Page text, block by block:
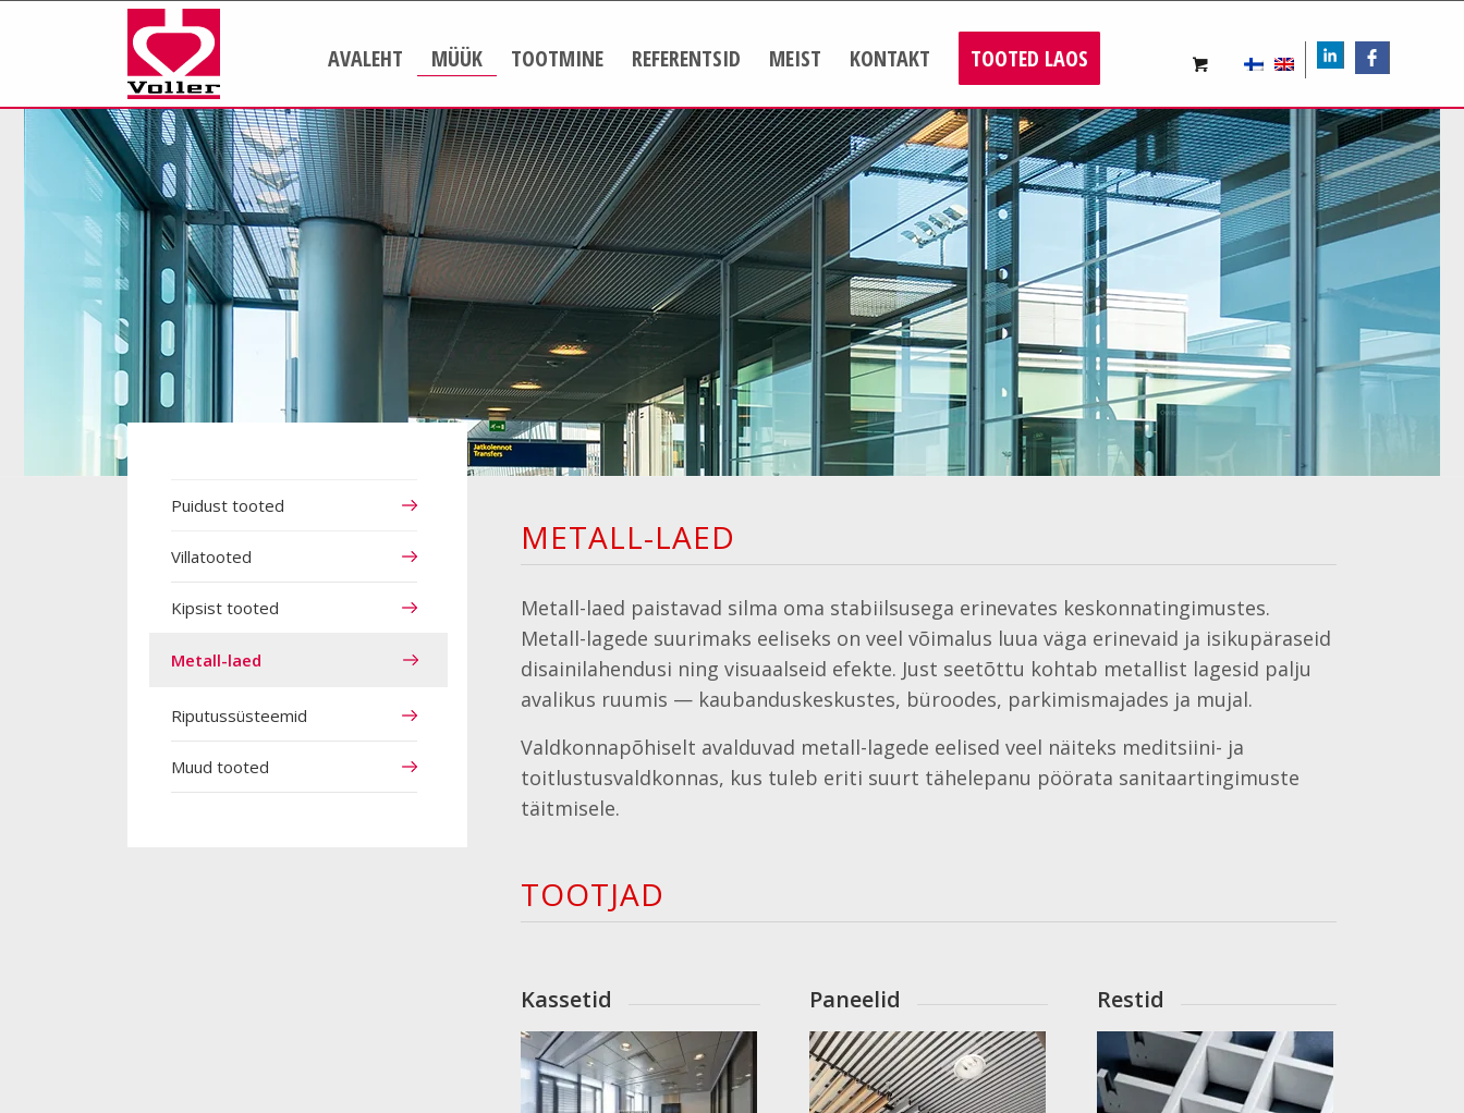
FB
LIn
AVALEHT MÜÜK TOOTMINE REFERENTSID MEIST KONTAKT TOOTED LAOS
METALL-LAED
Metall-laed paistavad silma oma stabiilsusega erinevates keskonnatingimustes.
Metall-lagede suurimaks eeliseks on veel võimalus luua väga erinevaid ja isikupäraseid
disainilahendusi ning visuaalseid efekte. Just seetõttu kohtab metallist lagesid palju
avalikus ruumis — kaubanduskeskustes, büroodes, parkimismajades ja mujal.
Valdkonnapõhiselt avalduvad metall-lagede eelised veel näiteks meditsiini- ja
toitlustusvaldkonnas, kus tuleb eriti suurt tähelepanu pöörata sanitaartingimuste
täitmisele.
TOOTJAD
Kassetid Paneelid Restid
Puidust tooted
Villatooted
Kipsist tooted
Metall-laed
Riputussüsteemid
Muud tooted